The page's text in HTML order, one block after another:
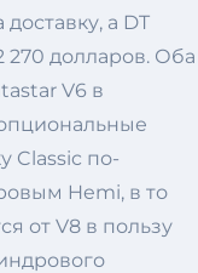
а DT
270 долларов. Оба
V6 в
Classic по-
Hemi, в то
от V8 в пользу